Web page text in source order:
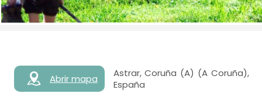
Abrir mapa
Astrar, Coruña (A) (A Coruña),
España